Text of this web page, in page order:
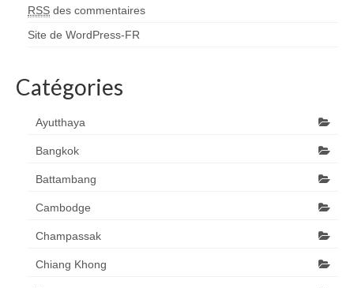
RSS des commentaires
Site de WordPress-FR
Catégories
Ayutthaya
Bangkok
Battambang
Cambodge
Champassak
Chiang Khong